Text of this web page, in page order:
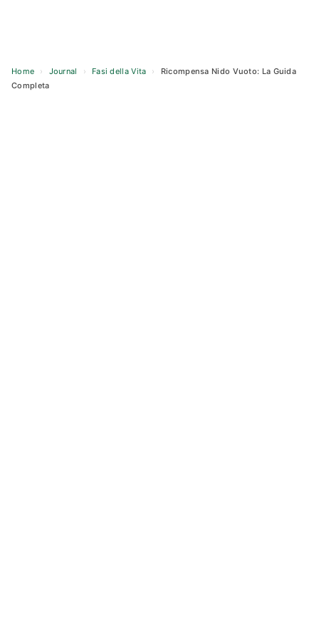
Home › Journal › Fasi della Vita ›
Ricompensa Nido Vuoto: La Guida
Completa